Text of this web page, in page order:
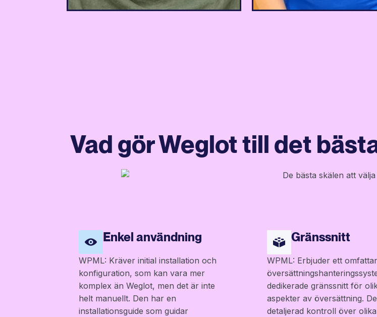
Vad gör Weglot till det
Enkel användning
WPML: Kräver initial installation och
konfiguration, som kan vara mer
komplex än Weglot, men det är inte
helt manuellt. Den har en
installationsguide som guidar
Gränssnitt
WPML: Erbjuder ett
dedikerade gränssnitt för
aspekter av översättning.
detaljerad kontroll över olika